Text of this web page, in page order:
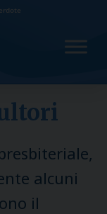
alcuni
il